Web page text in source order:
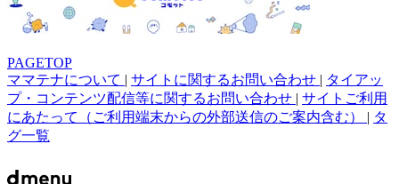
PAGETOP
ママテナについて | サイトに関するお問い合わせ | タイアッ
プ・コンテンツ配信等に関するお問い合わせ | サイトご利用
にあたって（ご利用端末からの外部送信のご案内含む） | タ
グ一覧